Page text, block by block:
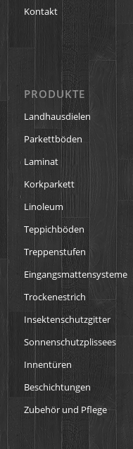
Kontakt
PRODUKTE
Landhausdielen
Parkettböden
Laminat
Korkparkett
Linoleum
Teppichböden
Treppenstufen
Eingangsmattensysteme
Trockenestrich
Insektenschutzgitter
Sonnenschutzplissees
Innentüren
Beschichtungen
Zubehör und Pflege